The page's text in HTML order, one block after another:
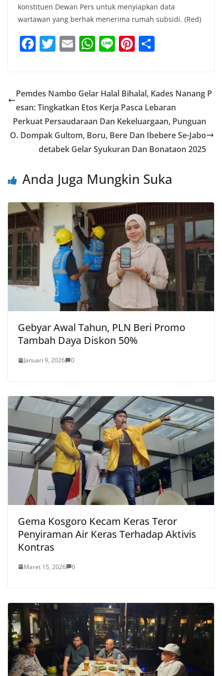
konstituen Dewan Pers untuk menyiapkan data
wartawan yang berhak menerima rumah subsidi. (Red)
F
e
b
o
o
k
T
er
E
l
W
s
A
p
p
Li Pi
e
st
e
Pemdes Nambo Gelar Halal Bihalal, Kades Nanang P
esan: Tingkatkan Etos Kerja Pasca Lebaran
Perkuat Persaudaraan Dan Kekeluargaan, Punguan
O. Dompak Gultom, Boru, Bere Dan Ibebere Se-Jabo
detabek Gelar Syukuran Dan Bonataon 2025
Anda Juga Mungkin Suka
Gebyar Awal Tahun, PLN Beri Promo
Tambah Daya Diskon 50%
Januari 9, 2026 0
Gema Kosgoro Kecam Keras Teror
Penyiraman Air Keras Terhadap Aktivis
Kontras
Maret 15, 2026 0